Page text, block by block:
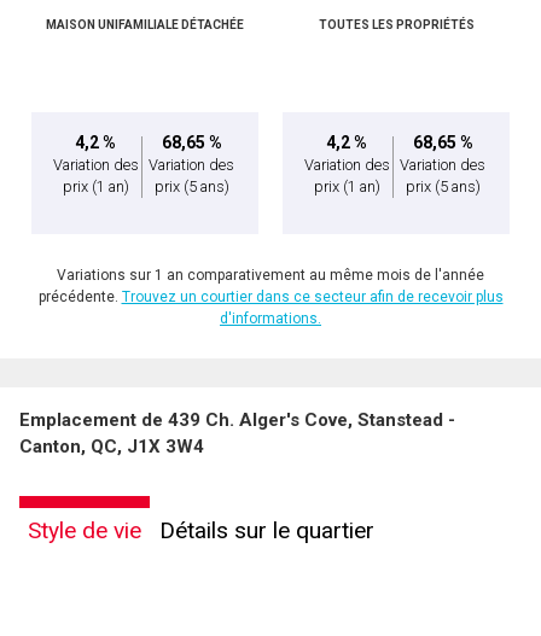
MAISON UNIFAMILIALE DÉTACHÉE
4,2 %
Variation des
prix (1 an)
68,65 %
Variation des
prix (5 ans)
TOUTES LES PROPRIÉTÉS
4,2 %
Variation des
prix (1 an)
68,65 %
Variation des
prix (5 ans)
Variations sur 1 an comparativement au même mois de l'année
précédente. Trouvez un courtier dans ce secteur afin de recevoir plus
d'informations.
Emplacement de 439 Ch. Alger's Cove, Stanstead -
Canton, QC, J1X 3W4
Style de vie Détails sur le quartier